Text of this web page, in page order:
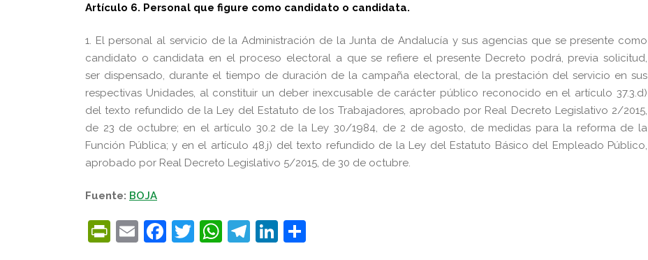
Artículo 6. Personal que figure como candidato o candidata.
1. El personal al servicio de la Administración de la Junta de Andalucía y sus agencias que se presente como
candidato o candidata en el proceso electoral a que se refiere el presente Decreto podrá, previa solicitud,
ser dispensado, durante el tiempo de duración de la campaña electoral, de la prestación del servicio en sus
respectivas Unidades, al constituir un deber inexcusable de carácter público reconocido en el artículo 37.3.d)
del texto refundido de la Ley del Estatuto de los Trabajadores, aprobado por Real Decreto Legislativo 2/2015,
de 23 de octubre; en el artículo 30.2 de la Ley 30/1984, de 2 de agosto, de medidas para la reforma de la
Función Pública; y en el artículo 48.j) del texto refundido de la Ley del Estatuto Básico del Empleado Público,
aprobado por Real Decreto Legislativo 5/2015, de 30 de octubre.
Fuente: BOJA
PrintFriendly
EmailFacebook
Twitter
WhatsApp
Telegram
LinkedIn